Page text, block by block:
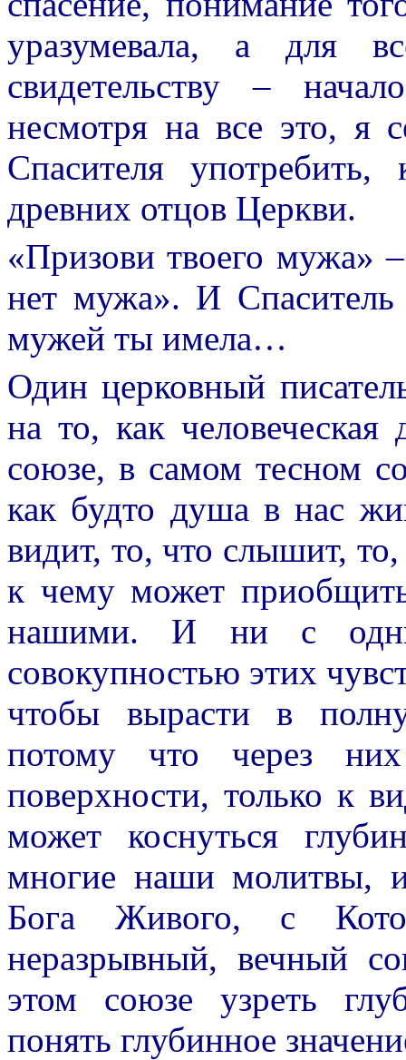
уразумевала, а для
свидетельству –
несмотря на все это, я
Спасителя
древних отцов Церкви.
«Призови твоего мужа»
нет мужа». И Спаситель
мужей ты имела…
Один церковный
на то, как
союзе, в самом тесном
как будто душа в нас
видит, то, что слышит,
к чему может
нашими. И ни с
совокупностью этих
чтобы вырасти в
потому что через
поверхности, только к
может коснуться
многие наши молитвы,
Бога Живого, с
неразрывный, вечный
этом союзе узреть
понять глубинное